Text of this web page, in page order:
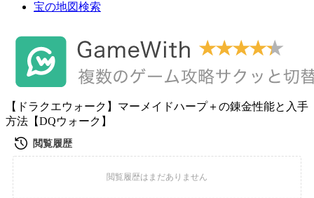
宝の地図検索
【ドラクエウォーク】マーメイドハープ＋の錬金性能と入手
方法【DQウォーク】